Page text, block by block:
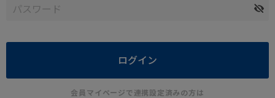
会員マイページで連携設定済みの方は